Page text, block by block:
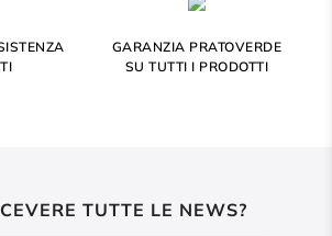
GARANZIA PRATOVERDE
SU TUTTI I PRODOTTI
TUTTE LE NEWS?